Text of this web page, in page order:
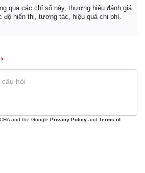
qua các chỉ số này, thương hiệu đánh giá
độ hiển thị, tương tác, hiệu quả chi phí.
and the Google Privacy Policy and Terms of